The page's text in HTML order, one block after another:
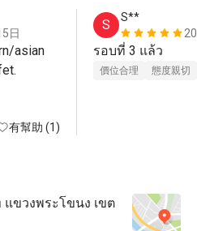
日
asian
有幫助 (1)
S
S**
價位合理 態度親切
ขวงพระโขนง เขต